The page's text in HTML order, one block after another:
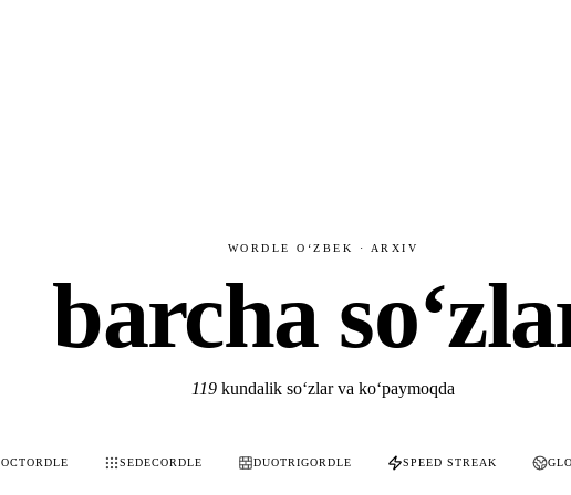
WORDLE OʻZBEK · ARXIV
barcha
119 kundalik soʻzlar va koʻpaymoqda
OCTORDLE SEDECORDLE DUOTRIGORDLE SPEED STREAK